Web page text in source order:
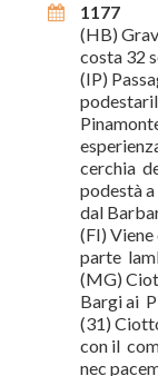
1177
(HB)
costa 32
(IP)
cerchia
podestà
dal
(FI)
parte
(MG)
Bargi ai
(31)
con il
nec